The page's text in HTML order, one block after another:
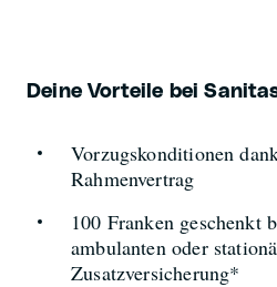
Deine Vorteile bei
Vorzugskonditionen
Rahmenvertrag
100 Franken geschenkt
ambulanten oder
Zusatzversicherung*